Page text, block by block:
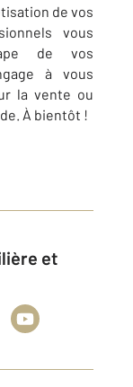
de vos
vous
de vos
à vous
la vente ou
À bientôt !